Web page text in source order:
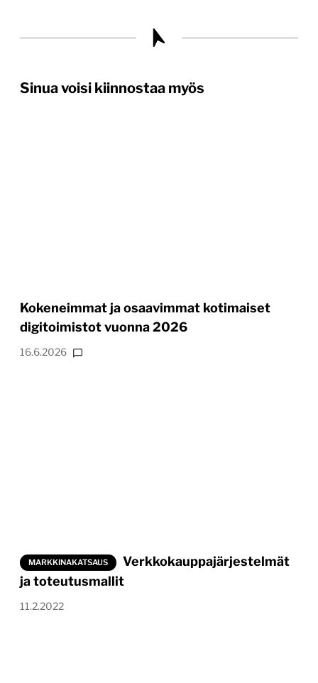
Sinua voisi kiinnostaa myös
Kokeneimmat ja osaavimmat kotimaiset
digitoimistot vuonna 2026
16.6.2026
MARKKINAKATSAUS
Verkkokauppajärjestelmät
ja toteutusmallit
11.2.2022